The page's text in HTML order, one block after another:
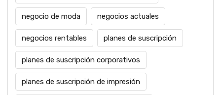
negocio de moda negocios actuales
negocios rentables planes de suscripción
planes de suscripción corporativos
planes de suscripción de impresión